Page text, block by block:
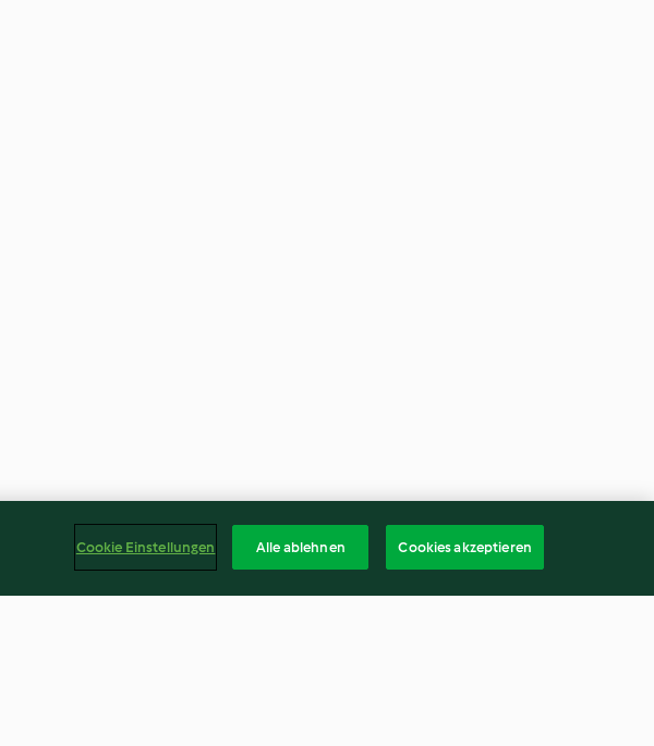
Cookie Einstellungen Alle ablehnen Cookies akzeptieren